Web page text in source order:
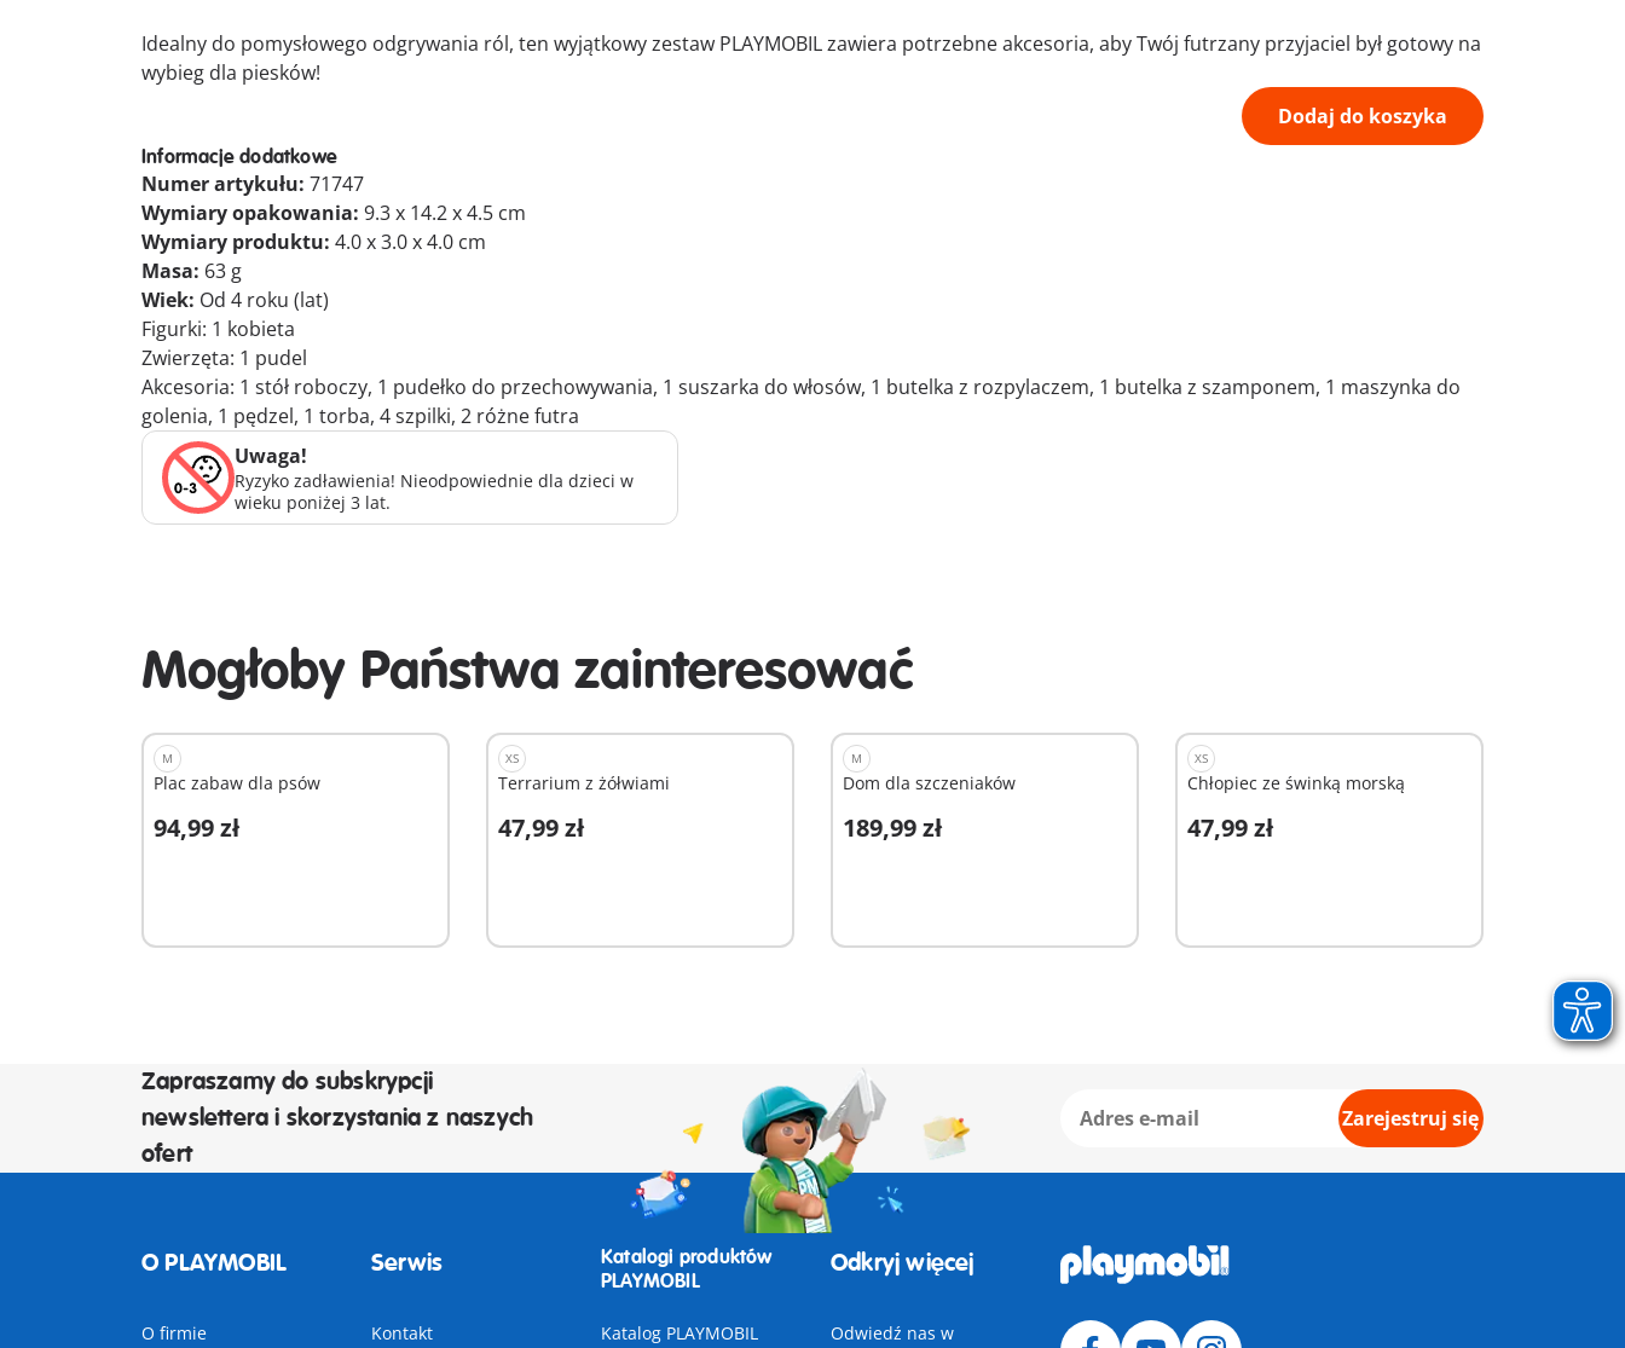
Idealny do pomysłowego odgrywania ról, ten wyjątkowy zestaw PLAYMOBIL zawiera potrzebne akcesoria, aby Twój futrzany przyjaciel był gotowy na
wybieg dla piesków!
Dodaj do koszyka
Informacje dodatkowe
Numer artykułu: 71747
Wymiary opakowania: 9.3 x 14.2 x 4.5 cm
Wymiary produktu: 4.0 x 3.0 x 4.0 cm
Masa: 63 g
Wiek: Od 4 roku (lat)
Figurki: 1 kobieta
Zwierzęta: 1 pudel
Akcesoria: 1 stół roboczy, 1 pudełko do przechowywania, 1 suszarka do włosów, 1 butelka z rozpylaczem, 1 butelka z szamponem, 1 maszynka do
golenia, 1 pędzel, 1 torba, 4 szpilki, 2 różne futra
Uwaga!
Ryzyko zadławienia! Nieodpowiednie dla dzieci w
wieku poniżej 3 lat.
Mogłoby Państwa zainteresować
M
Plac zabaw dla psów
94,99 zł
Dodaj do koszyka
XS
Terrarium z żółwiami
47,99 zł
Dodaj do koszyka
M
Dom dla szczeniaków
189,99 zł
Dodaj do koszyka
XS
Chłopiec ze świnką morską
47,99 zł
Dodaj do koszyka
Zapraszamy do subskrypcji
newslettera i skorzystania z naszych
ofert
Zarejestruj się
O PLAYMOBIL
O firmie
Serwis
Kontakt
Katalogi produktów
PLAYMOBIL
Katalog PLAYMOBIL
Odkryj więcej
Odwiedź nas w